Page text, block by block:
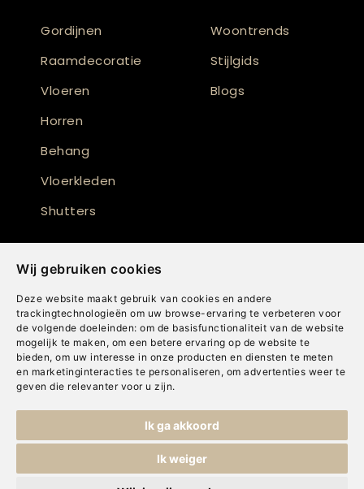
Wij gebruiken cookies
Deze website maakt gebruik van cookies en andere
trackingtechnologieën om uw browse-ervaring te verbeteren voor
de volgende doeleinden: om de basisfunctionaliteit van de website
mogelijk te maken , om een betere ervaring op de website te
bieden, om uw interesse in onze producten en diensten te meten
en marketinginteracties te personaliseren , om advertenties weer te
geven die relevanter voor u zijn.
Ik ga akkoord
Ik weiger
Gordijnen
Raamdecoratie
Vloeren
Horren
Behang
Vloerkleden
Shutters
Woontrends
Stijlgids
Blogs
Cookies